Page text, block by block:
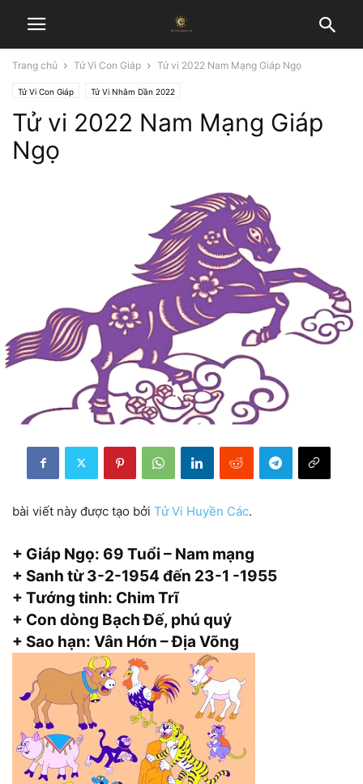
Trang chủ Tử Vi Con Giáp Tử vi 2022 Nam Mạng Giáp Ngọ
Tử Vi Con Giáp Tử Vi Nhâm Dần 2022
Tử vi 2022 Nam Mạng Giáp
Ngọ
bài viết này được tạo bởi Tử Vi Huyền Các.
+ Giáp Ngọ: 69 Tuổi – Nam mạng
+ Sanh từ 3-2-1954 đến 23-1 -1955
+ Tướng tinh: Chim Trĩ
+ Con dòng Bạch Đế, phú quý
+ Sao hạn: Vân Hớn – Địa Võng